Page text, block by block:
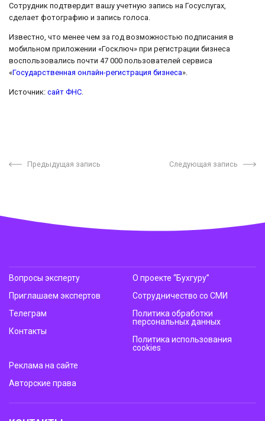
Сотрудник подтвердит вашу учетную запись на Госуслугах,
сделает фотографию и запись голоса.
Известно, что менее чем за год возможностью подписания в
мобильном приложении «Госключ» при регистрации бизнеса
воспользовались почти 47 000 пользователей сервиса
«Государственная онлайн-регистрация бизнеса».
Источник: сайт ФНС
Предыдущая запись Следующая запись
Вопросы эксперту
Приглашаем экспертов
Телеграм
Контакты
О проекте “Бухгуру”
Сотрудничество со СМИ
Политика обработки
персональных данных
Политика использования
cookies
Реклама на сайте
Авторские права